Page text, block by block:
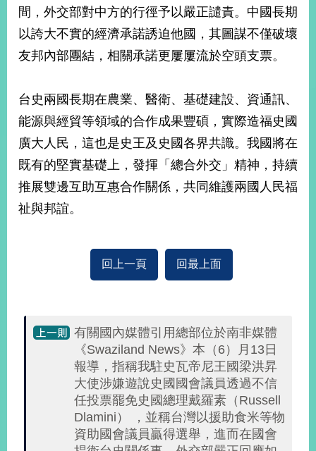
國
家
與
地
國
際
傳
播
府
資
間，外交部對中方的行徑予以嚴正譴責。中國長期
以誇大不實的經濟承諾誘迫他國，其圖謀不僅破壞
友邦內部團結，相關承諾更屢屢流於空頭支票。
台史兩國長期在農業、醫衛、基礎建設、資通訊、
能源與經貿等領域的合作成果豐碩，實際造福史國
廣大人民，這也是史王及史國各界共識。我國將在
既有的堅實基礎上，發揮「總合外交」精神，持續
推展雙邊互助互惠合作關係，共同維護兩國人民福
祉與邦誼。
回上一頁 回最上面
有關國內媒體引用總部位於南非媒體
《Swaziland News》本（6）月13日
報導，指稱我駐史瓦帝尼王國梁洪昇
大使涉嫌遊說史國國會議員透過不信
任投票罷免史國總理戴羅素（Russell
Dlamini） ，並稱台灣以援助食米等物
資助國會議員贏得選舉，進而在國會